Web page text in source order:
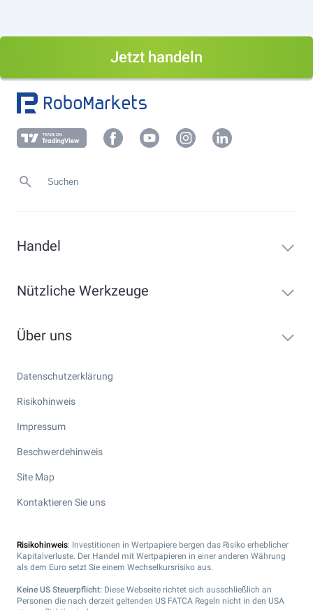
Jetzt handeln
Handel
Nützliche Werkzeuge
Über uns
Datenschutzerklärung
Risikohinweis
Impressum
Beschwerdehinweis
Site Map
Kontaktieren Sie uns
Risikohinweis: Investitionen in Wertpapiere bergen das Risiko erheblicher
Kapitalverluste. Der Handel mit Wertpapieren in einer anderen Währung
als dem Euro setzt Sie einem Wechselkursrisiko aus.
Keine US Steuerpflicht: Diese Webseite richtet sich ausschließlich an
Personen die nach derzeit geltenden US FATCA Regeln nicht in den USA